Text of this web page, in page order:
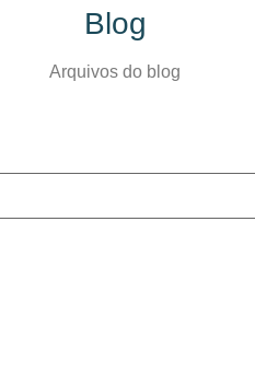
Blog
Arquivos do blog